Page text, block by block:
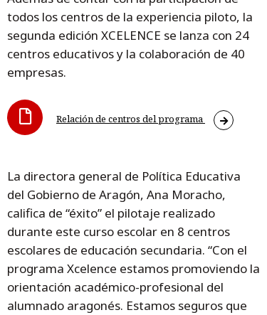
todos los centros de la experiencia piloto, la
segunda edición XCELENCE se lanza con 24
centros educativos y la colaboración de 40
empresas.
Relación de centros del programa
La directora general de Política Educativa
del Gobierno de Aragón, Ana Moracho,
califica de “éxito” el pilotaje realizado
durante este curso escolar en 8 centros
escolares de educación secundaria. “Con el
programa Xcelence estamos promoviendo la
orientación académico-profesional del
alumnado aragonés. Estamos seguros que